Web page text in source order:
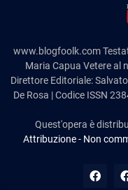
www.blogfoolk.com
Maria Capua Vetere al
Direttore Editoriale:
De Rosa | Codice ISSN
Quest'opera è
Attribuzione - Non